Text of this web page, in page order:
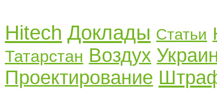
Hitech Доклады Статьи
Татарстан Воздух
Проектирование